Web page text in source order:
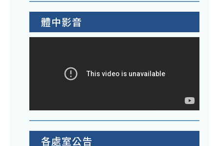
體中影音
各處室公告